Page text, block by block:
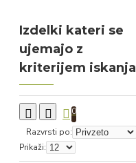
Izdelki kateri se
ujemajo z
kriterijem iskanja
0
Razvrsti po:
Prikaži: